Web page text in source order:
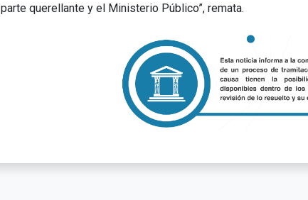
parte querellante y el Ministerio Público”, remata.